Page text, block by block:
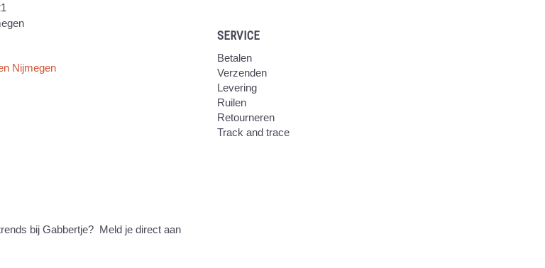
Nijmegen
SERVICE
Betalen
Verzenden
Levering
Ruilen
Retourneren
Track and trace
bij Gabbertje? Meld je direct aan